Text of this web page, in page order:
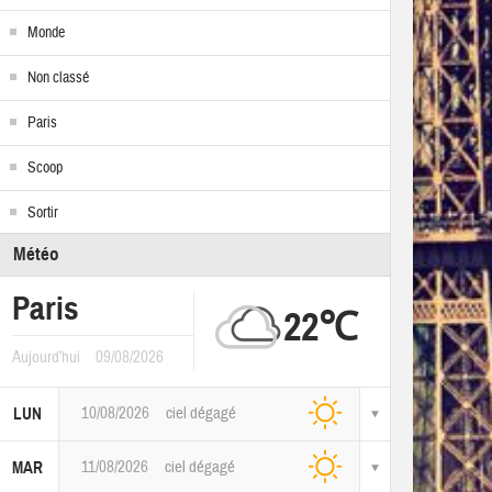
Monde
Non classé
Paris
Scoop
Sortir
Météo
Paris
Aujourd'hui 09/08/2026
22℃
LUN 10/08/2026 ciel dégagé
MAR 11/08/2026 ciel dégagé